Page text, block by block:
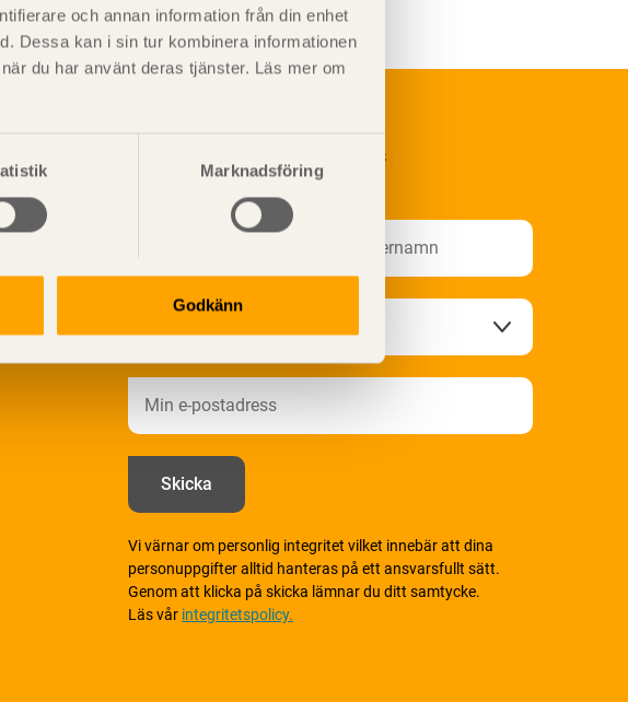
och annan information från din enhet
Dessa kan i sin tur kombinera informationen
du har använt deras tjänster. Läs mer om
Marknadsföring
Godkänn
Prenumerera på Svenskt Träs
informationsutskick!
Vi värnar om personlig integritet vilket innebär att dina
personuppgifter alltid hanteras på ett ansvarsfullt sätt.
Genom att klicka på skicka lämnar du ditt samtycke.
Läs vår integritetspolicy.